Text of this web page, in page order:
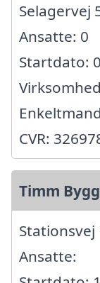
Selagervej
Ansatte: 0
Startdato:
CVR:
Timm
Stationsvej
Ansatte: